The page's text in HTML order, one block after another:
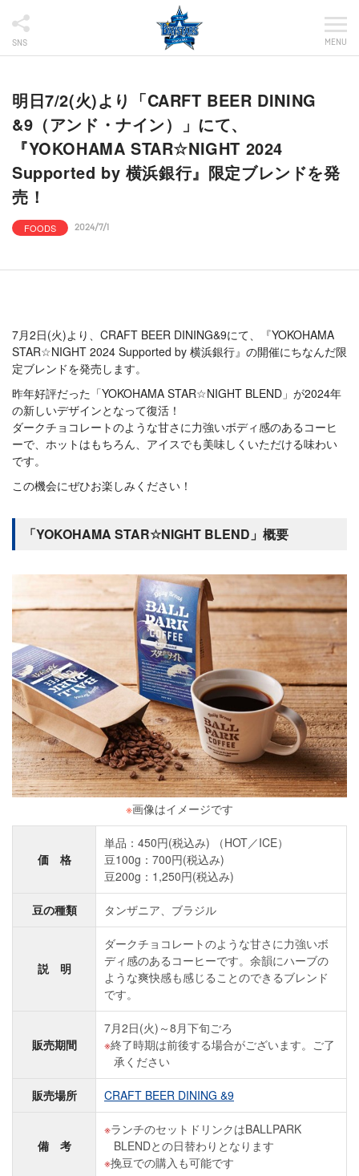
SNS MENU
明日7/2(火)より「CARFT BEER DINING
&9（アンド・ナイン）」にて、
『YOKOHAMA STAR☆NIGHT 2024
Supported by 横浜銀行』限定ブレンドを発
売！
FOODS 2024/7/1
7月2日(火)より、CRAFT BEER DINING&9にて、『YOKOHAMA
STAR☆NIGHT 2024 Supported by 横浜銀行』の開催にちなんだ限
定ブレンドを発売します。
昨年好評だった「YOKOHAMA STAR☆NIGHT BLEND」が2024年
の新しいデザインとなって復活！
ダークチョコレートのような甘さに力強いボディ感のあるコーヒ
ーで、ホットはもちろん、アイスでも美味しくいただける味わい
です。
この機会にぜひお楽しみください！
「YOKOHAMA STAR☆NIGHT BLEND」概要
※画像はイメージです
価 格
単品：450円(税込み) （HOT／ICE）
豆100g：700円(税込み)
豆200g：1,250円(税込み)
豆の種類 タンザニア、ブラジル
説 明
ダークチョコレートのような甘さに力強いボ
ディ感のあるコーヒーです。余韻にハーブの
ような爽快感も感じることのできるブレンド
です。
販売期間
7月2日(火)～8月下旬ごろ
終了時期は前後する場合がございます。ご了
承ください
販売場所 CRAFT BEER DINING &9
備 考
ランチのセットドリンクはBALLPARK
BLENDとの日替わりとなります
挽豆での購入も可能です